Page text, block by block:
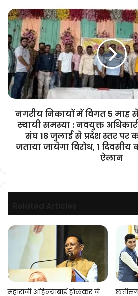
जगह?,
जल्द
होगी
मंत्रियों
के
नामों
की
घोषणा,
देखें
लिस्ट…
नगरीय
निकायों
में
विगत
5
माह
वेतन
भुगतान
स्थायी
समस्या
नवयुक्त
कल्याण
संघ
प्रदेश
पट्टी
नगरीय निकायों में विगत 5 माह
स्थायी समस्या : नवयुक्त
संघ 18 जुलाई से प्रदेश स्तर पर
जताया जायेगा विरोध, 1
ऐलान
महारानी अहिल्याबाई होलकर ने